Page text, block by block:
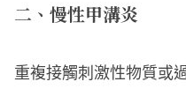
二、慢性甲溝炎
重複接觸刺激性物質或